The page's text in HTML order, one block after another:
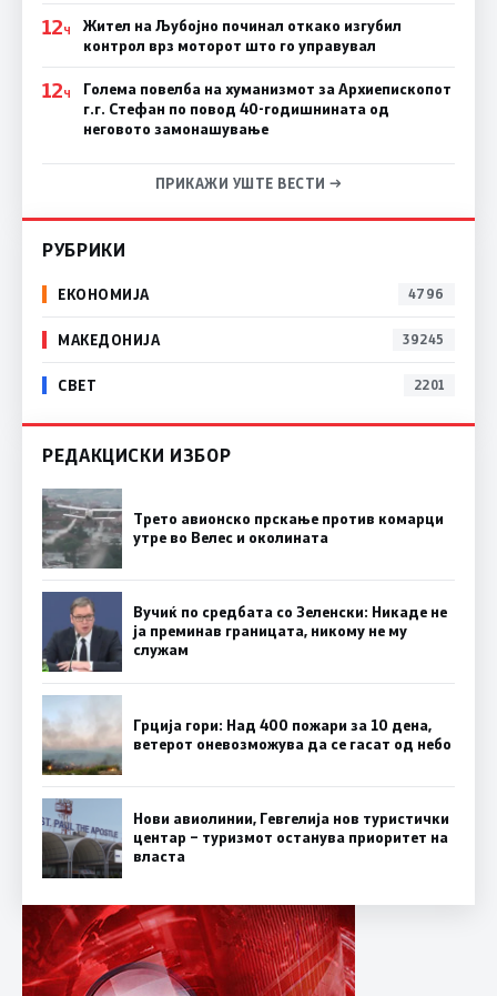
12Ч
Жител на Љубојно починал откако изгубил
контрол врз моторот што го управувал
12Ч
Голема повелба на хуманизмот за Архиепископот
г.г. Стефан по повод 40-годишнината од
неговото замонашување
ПРИКАЖИ УШТЕ ВЕСТИ →
РУБРИКИ
ЕКОНОМИЈА 4796
МАКЕДОНИЈА 39245
СВЕТ 2201
РЕДАКЦИСКИ ИЗБОР
Трето авионско прскање против комарци
утре во Велес и околината
Вучиќ по средбата со Зеленски: Никаде не
ја преминав границата, никому не му
служам
Грција гори: Над 400 пожари за 10 дена,
ветерот оневозможува да се гасат од небо
Нови авиолинии, Гевгелија нов туристички
центар – туризмот останува приоритет на
власта